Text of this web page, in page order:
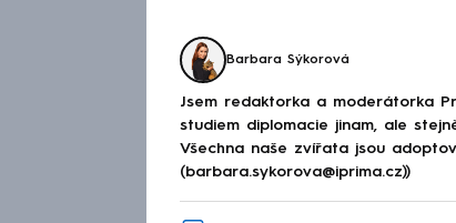
Barbara Sýkorová
Jsem redaktorka a moderátorka
studiem diplomacie jinam, ale
Všechna naše zvířata jsou
(barbara.sykorova@iprima.cz))